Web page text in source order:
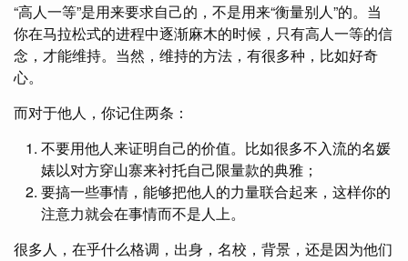
“高人一等”是用来要求自己的，不是用来“衡量别人”的。当
你在马拉松式的进程中逐渐麻木的时候，只有高人一等的信
念，才能维持。当然，维持的方法，有很多种，比如好奇
心。
而对于他人，你记住两条：
不要用他人来证明自己的价值。比如很多不入流的名媛
婊以对方穿山寨来衬托自己限量款的典雅；
要搞一些事情，能够把他人的力量联合起来，这样你的
注意力就会在事情而不是人上。
很多人，在乎什么格调，出身，名校，背景，还是因为他们